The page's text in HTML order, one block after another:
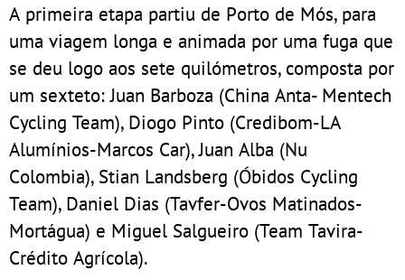
A primeira etapa partiu de Porto de Mós, para
uma viagem longa e animada por uma fuga que
se deu logo aos sete quilómetros, composta por
um sexteto: Juan Barboza (China Anta- Mentech
Cycling Team), Diogo Pinto (Credibom-LA
Alumínios-Marcos Car), Juan Alba (Nu
Colombia), Stian Landsberg (Óbidos Cycling
Team), Daniel Dias (Tavfer-Ovos Matinados-
Mortágua) e Miguel Salgueiro (Team Tavira-
Crédito Agrícola).